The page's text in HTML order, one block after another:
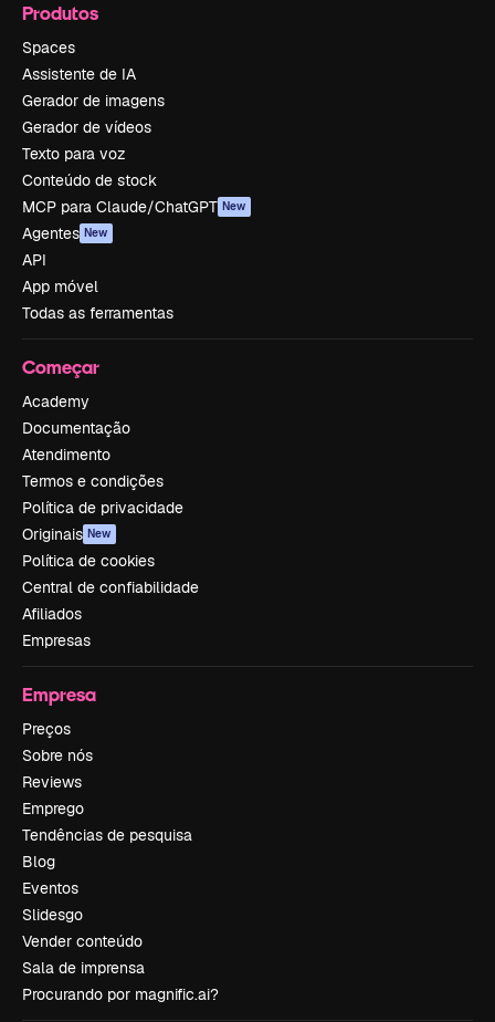
Produtos
Spaces
Assistente de IA
Gerador de imagens
Gerador de vídeos
Texto para voz
Conteúdo de stock
MCP para Claude/ChatGPT New
Agentes New
API
App móvel
Todas as ferramentas
Começar
Academy
Documentação
Atendimento
Termos e condições
Política de privacidade
Originais New
Política de cookies
Central de confiabilidade
Afiliados
Empresas
Empresa
Preços
Sobre nós
Reviews
Emprego
Tendências de pesquisa
Blog
Eventos
Slidesgo
Vender conteúdo
Sala de imprensa
Procurando por magnific.ai?